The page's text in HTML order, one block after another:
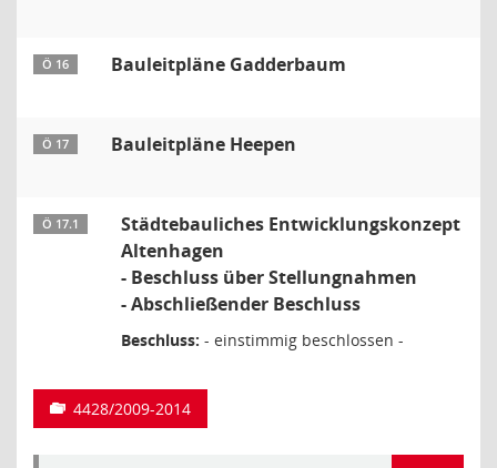
Ö 16 Bauleitpläne Gadderbaum
Ö 17 Bauleitpläne Heepen
Ö 17.1
Städtebauliches Entwicklungskonzept
Altenhagen
- Beschluss über Stellungnahmen
- Abschließender Beschluss
Beschluss: - einstimmig beschlossen -
4428/2009-2014